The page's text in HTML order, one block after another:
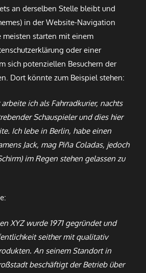
an derselben Stelle bleibt und
in der Website-Navigation
starten mit einem
oder einer
sich potenziellen Besuchern der
Dort könnte zum Beispiel stehen:
ich als Fahrradkurier, nachts
Schauspieler und dies hier
Ich lebe in Berlin, habe einen
Jack, mag Piña Coladas, jedoch
im Regen stehen gelassen zu
XYZ wurde 1971 gegründet und
seither mit qualitativ
An seinem Standort in
beschäftigt der Betrieb über